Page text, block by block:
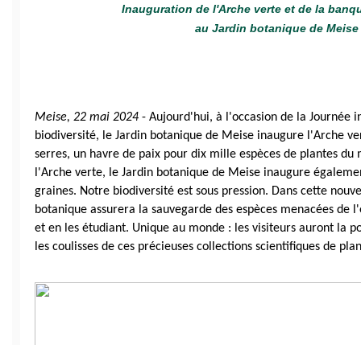
Inauguration de l'Arche verte et de la
au Jardin botanique de Meise
Meise, 22 mai 2024 - Aujourd'hui, à l'occasion de la Journée
biodiversité, le Jardin botanique de Meise inaugure l'Arche
serres, un havre de paix pour dix mille espèces de plantes
l'Arche verte, le Jardin botanique de Meise inaugure
graines. Notre biodiversité est sous pression. Dans cette
botanique assurera la sauvegarde des espèces menacées de
et en les étudiant. Unique au monde : les visiteurs auront la
les coulisses de ces précieuses collections scientifiques de